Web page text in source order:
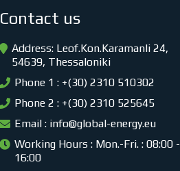
Contact us
Address: Leof.Kon.Karamanli 24,
54639, Thessaloniki
Phone 1 : +(30) 2310 510302
Phone 2 : +(30) 2310 525645
Email : info@global-energy.eu
Working Hours : Mon.-Fri. : 08:00 -
16:00